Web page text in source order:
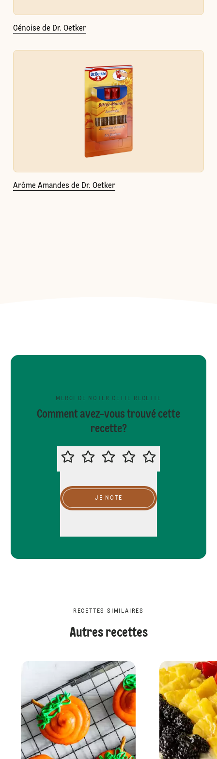
Génoise de Dr. Oetker
Arôme Amandes de Dr. Oetker
MERCI DE NOTER CETTE RECETTE
Comment avez-vous trouvé cette
recette?
MERCI DE NOTER CETTE RECETTE
JE NOTE
RECETTES SIMILAIRES
Autres recettes